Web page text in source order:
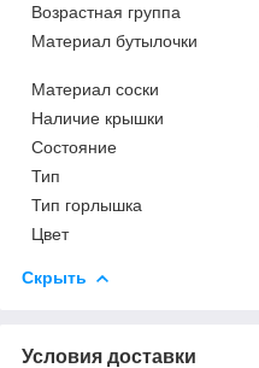
Возрастная группа
Материал бутылочки
Материал соски
Наличие крышки
Состояние
Тип
Тип горлышка
Цвет
Скрыть
Условия доставки